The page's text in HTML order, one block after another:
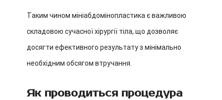
Таким чином мініабдомінопластика є важливою
складовою сучасної хірургії тіла, що дозволяє
досягти ефективного результату з мінімально
необхідним обсягом втручання.
Як проводиться процедура